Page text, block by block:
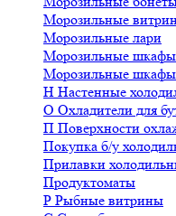
Морозильные
Морозильные лари
Морозильные шкафы
Морозильные
Н Настенные
О Охладители для
П Поверхности
Покупка б/у
Прилавки
Продуктоматы
Р Рыбные витрины